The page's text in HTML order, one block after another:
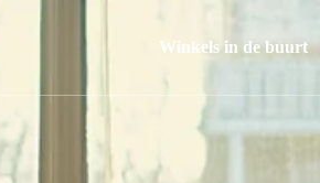
Winkels in de buurt